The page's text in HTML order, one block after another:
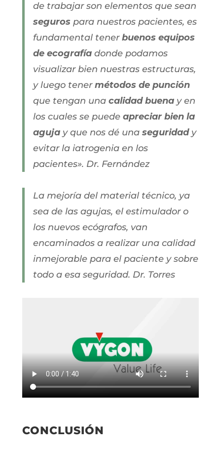
de trabajar son elementos que sean
seguros para nuestros pacientes, es
fundamental tenerbuenos equipos
de ecografía donde podamos
visualizar bien nuestras estructuras,
y luego tenermétodos de punción
que tengan unacalidad buena y en
los cuales se puedeapreciar bien la
aguja y que nos dé unaseguridad y
evitar la iatrogenia en los
pacientes». Dr. Fernández
La mejoría del material técnico, ya
sea de las agujas, el estimulador o
los nuevos ecógrafos, van
encaminados a realizar una calidad
inmejorable para el paciente y sobre
todo a esa seguridad. Dr. Torres
CONCLUSIÓN